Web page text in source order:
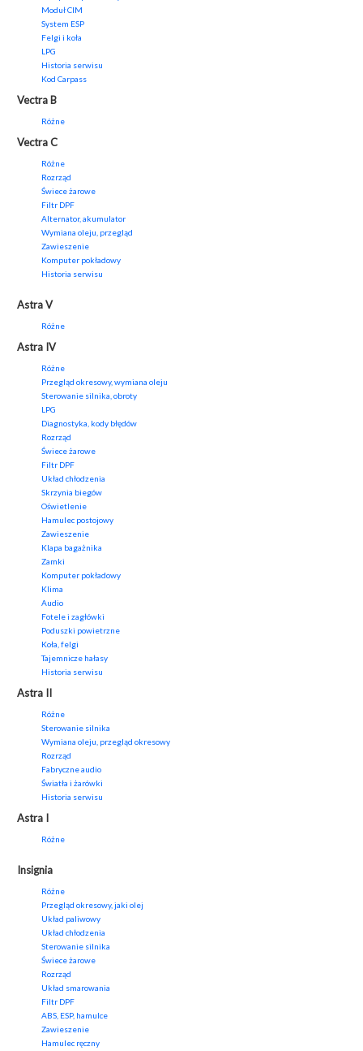
Moduł CIM
System ESP
Felgi i koła
LPG
Historia serwisu
Kod Carpass
Vectra B
Różne
Vectra C
Różne
Rozrząd
Świece żarowe
Filtr DPF
Alternator, akumulator
Wymiana oleju, przegląd
Zawieszenie
Komputer pokładowy
Historia serwisu
Astra V
Różne
Astra IV
Różne
Przegląd okresowy, wymiana oleju
Sterowanie silnika, obroty
LPG
Diagnostyka, kody błędów
Rozrząd
Świece żarowe
Filtr DPF
Układ chłodzenia
Skrzynia biegów
Oświetlenie
Hamulec postojowy
Zawieszenie
Klapa bagażnika
Zamki
Komputer pokładowy
Klima
Audio
Fotele i zagłówki
Poduszki powietrzne
Koła, felgi
Tajemnicze hałasy
Historia serwisu
Astra II
Różne
Sterowanie silnika
Wymiana oleju, przegląd okresowy
Rozrząd
Fabryczne audio
Światła i żarówki
Historia serwisu
Astra I
Różne
Insignia
Różne
Przegląd okresowy, jaki olej
Układ paliwowy
Układ chłodzenia
Sterowanie silnika
Świece żarowe
Rozrząd
Układ smarowania
Filtr DPF
ABS, ESP, hamulce
Zawieszenie
Hamulec ręczny